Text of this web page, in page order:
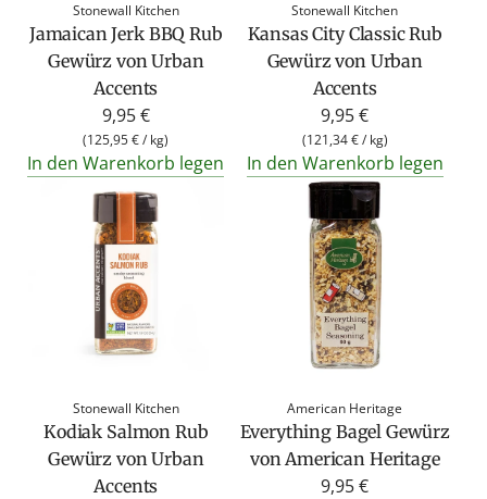
e
i
s
e
i
s
Stonewall Kitchen
Jamaican Jerk BBQ Rub
Gewürz von Urban
Accents
9,95 €
(125,95 €/ kg)
In den Warenkorb legen
Stonewall Kitchen
Kansas City Classic Rub
Gewürz von Urban
Accents
9,95 €
(121,34 €/ kg)
In den Warenkorb legen
Stonewall Kitchen
Kodiak Salmon Rub
Gewürz von Urban
Accents
American Heritage
Everything Bagel Gewürz
von American Heritage
9,95 €